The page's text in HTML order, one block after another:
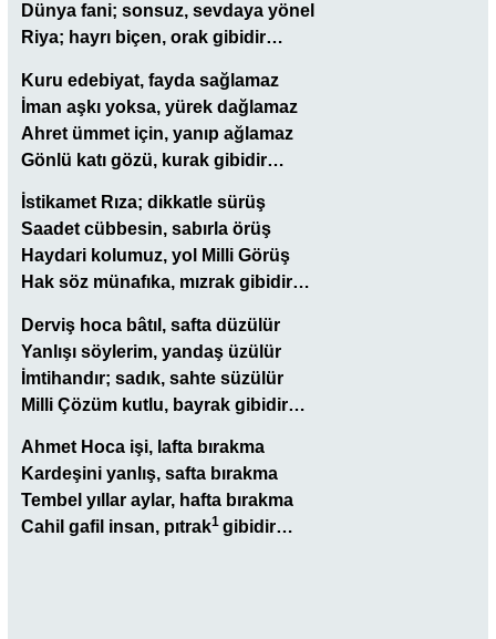
Dünya fani; sonsuz, sevdaya yönel
Riya; hayrı biçen, orak gibidir…
Kuru edebiyat, fayda sağlamaz
İman aşkı yoksa, yürek dağlamaz
Ahret ümmet için, yanıp ağlamaz
Gönlü katı gözü, kurak gibidir…
İstikamet Rıza; dikkatle sürüş
Saadet cübbesin, sabırla örüş
Haydari kolumuz, yol Milli Görüş
Hak söz münafıka, mızrak gibidir…
Derviş hoca bâtıl, safta düzülür
Yanlışı söylerim, yandaş üzülür
İmtihandır; sadık, sahte süzülür
Milli Çözüm kutlu, bayrak gibidir…
Ahmet Hoca işi, lafta bırakma
Kardeşini yanlış, safta bırakma
Tembel yıllar aylar, hafta bırakma
Cahil gafil insan, pıtrak1 gibidir…